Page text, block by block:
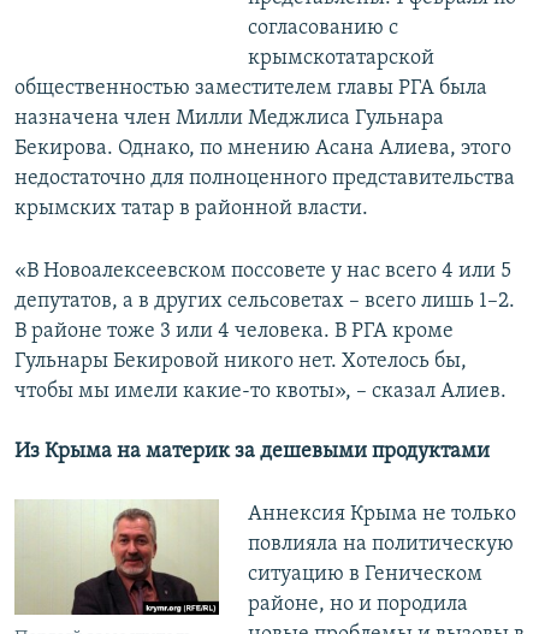
согласованию с
крымскотатарской
общественностью заместителем главы РГА была
назначена член Милли Меджлиса Гульнара
Бекирова. Однако, по мнению Асана Алиева, этого
недостаточно для полноценного представительства
крымских татар в районной власти.
«В Новоалексеевском поссовете у нас всего 4 или 5
депутатов, а в других сельсоветах – всего лишь 1–2.
В районе тоже 3 или 4 человека. В РГА кроме
Гульнары Бекировой никого нет. Хотелось бы,
чтобы мы имели какие-то квоты», – сказал Алиев.
Из Крыма на материк за дешевыми продуктами
Аннексия Крыма не только
повлияла на политическую
ситуацию в Геническом
районе, но и породила